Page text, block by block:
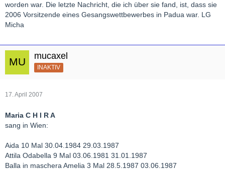
worden war. Die letzte Nachricht, die ich über sie fand, ist, dass sie
2006 Vorsitzende eines Gesangswettbewerbes in Padua war. LG
Micha
mucaxel
INAKTIV
17. April 2007
Maria C H I R A
sang in Wien:
Aida 10 Mal 30.04.1984 29.03.1987
Attila Odabella 9 Mal 03.06.1981 31.01.1987
Balla in maschera Amelia 3 Mal 28.5.1987 03.06.1987